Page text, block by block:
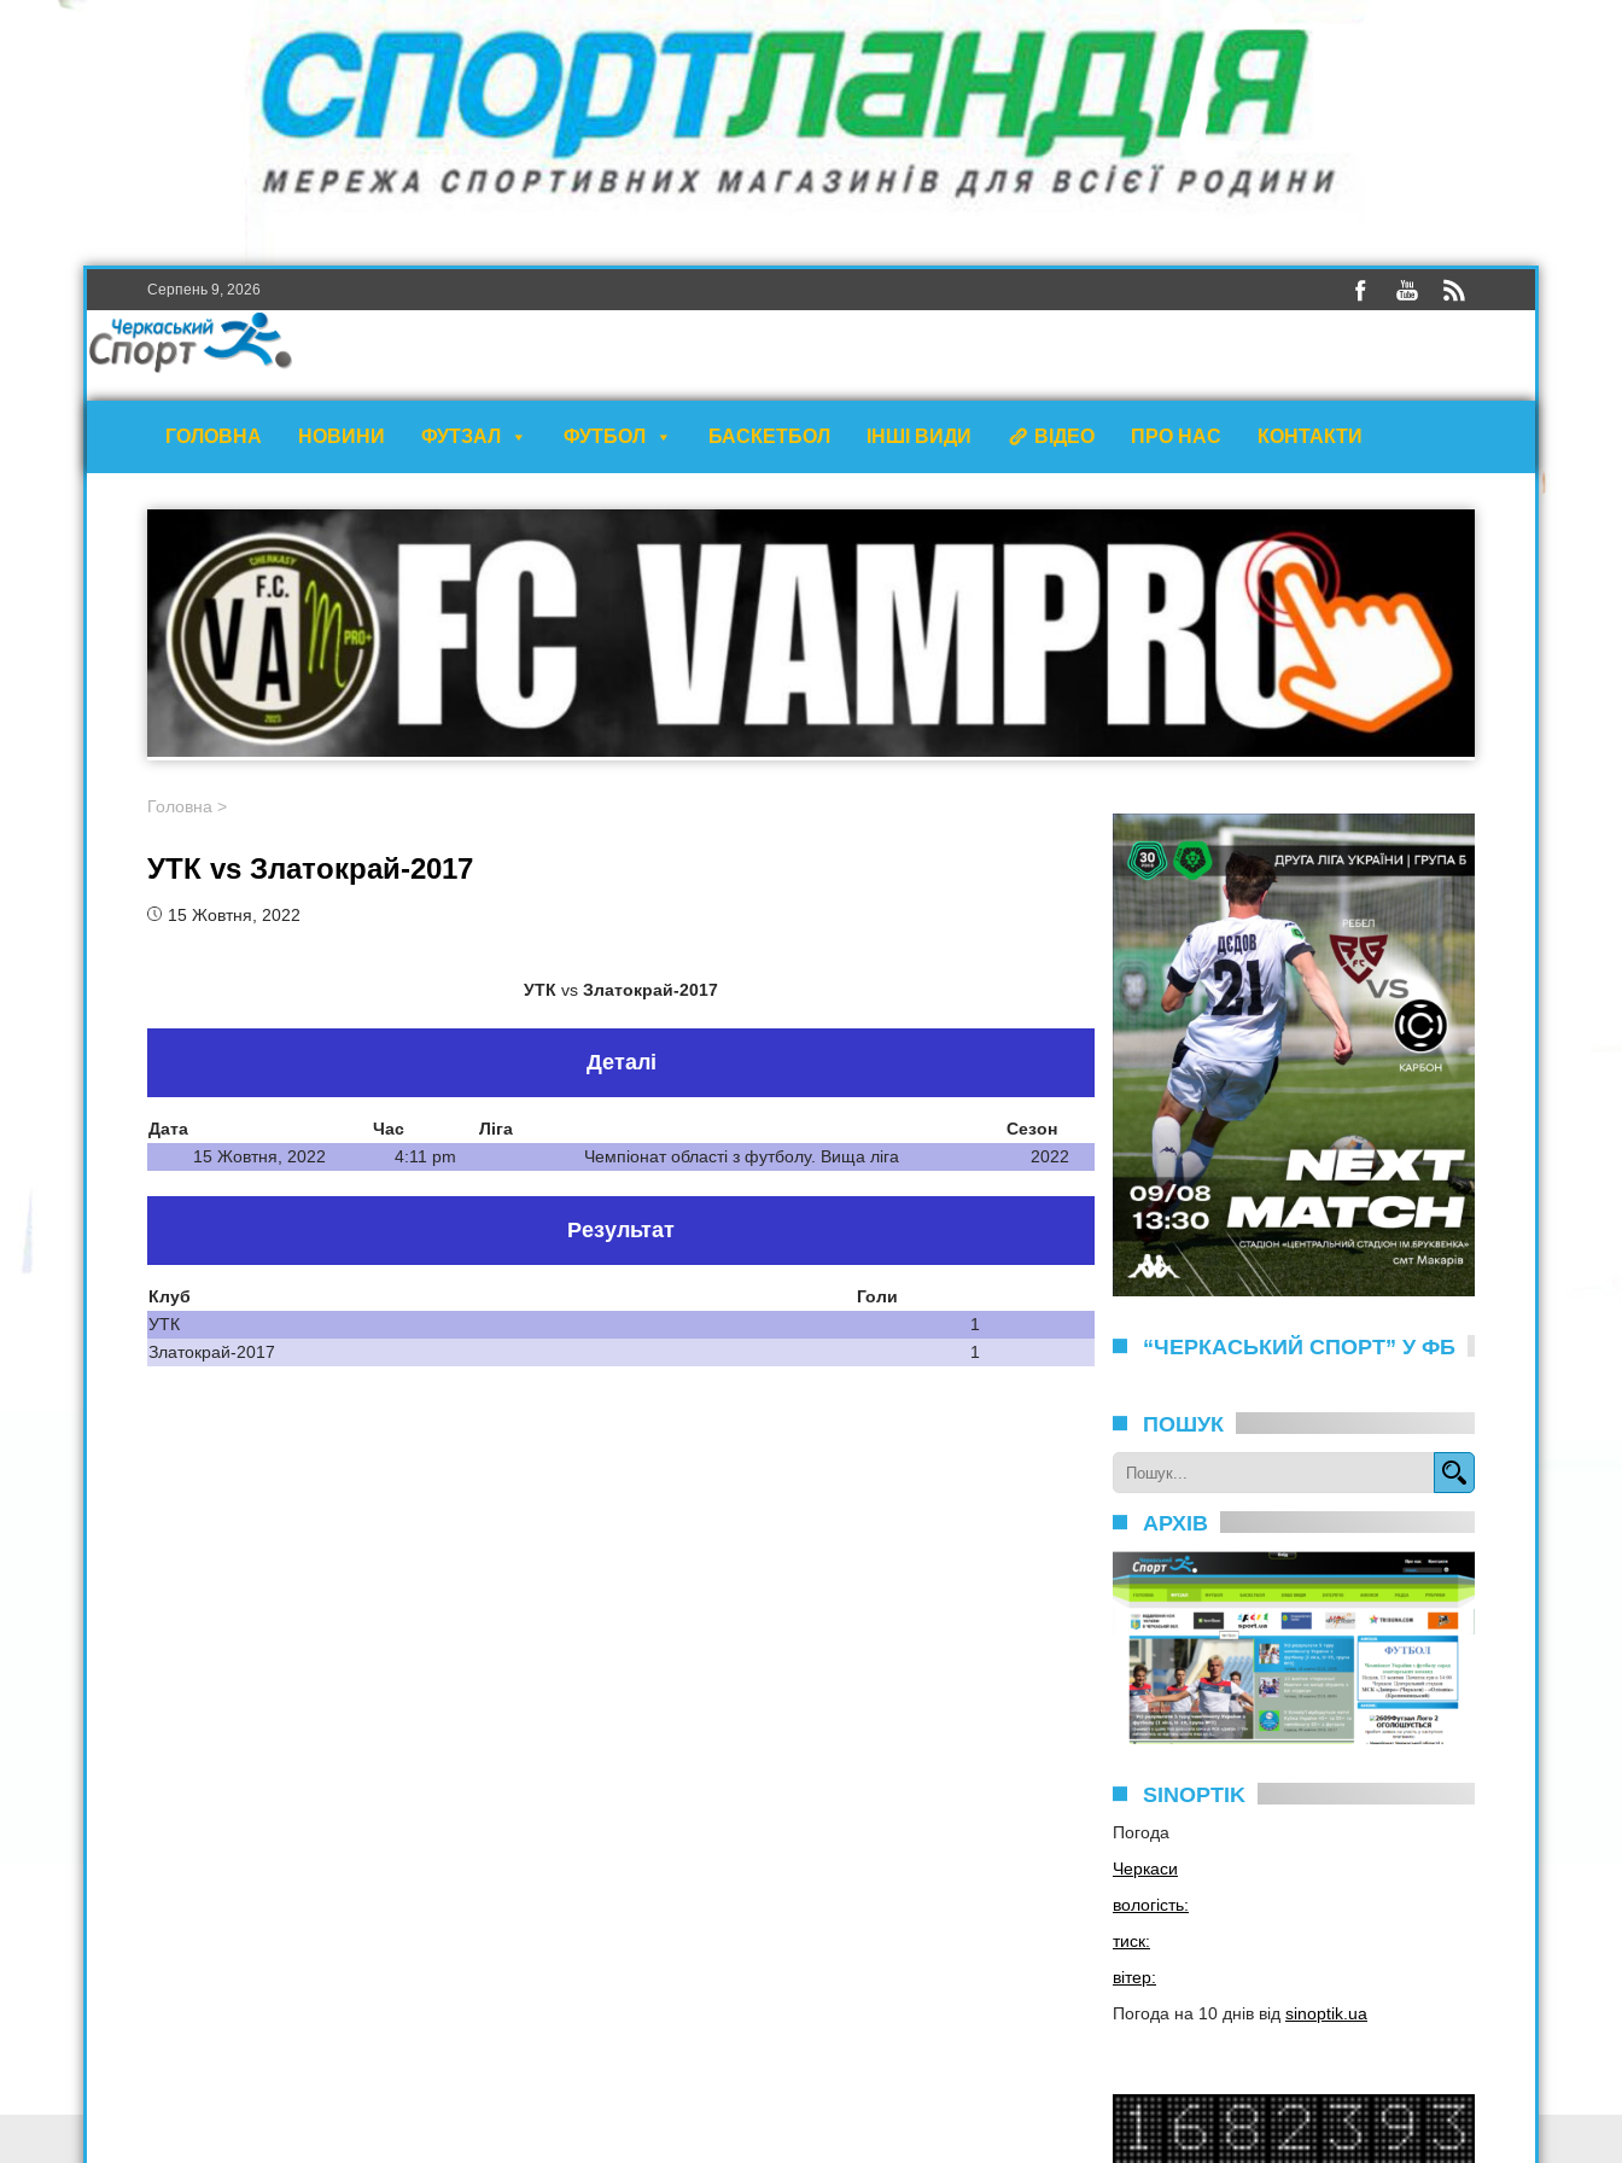
Серпень 9, 2026
ГОЛОВНА НОВИНИ ФУТЗАЛ ФУТБОЛ БАСКЕТБОЛ ІНШІ ВИДИ ВІДЕО ПРО НАС КОНТАКТИ
Головна >
УТК vs Златокрай-2017
15 Жовтня, 2022
УТК vs Златокрай-2017
Деталі
Дата Час Ліга
Сезон
15 Жовтня, 2022
4:11 pm Чемпіонат області з футболу. Вища ліга 2022
Результат
Клуб
Голи
УТК
1
Златокрай-2017
1 “ЧЕРКАСЬКИЙ СПОРТ” У ФБ
ПОШУК
АРХІВ
SINOPTIK
Погода
Черкаси
вологість:
тиск:
вітер:
Погода на 10 днів від sinoptik.ua